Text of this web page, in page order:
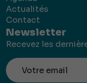
Actualités
Contact
Newsletter
Recevez les